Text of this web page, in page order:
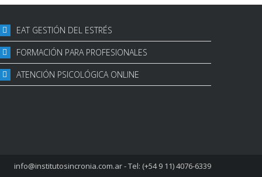
EAT GESTIÓN DEL ESTRÉS
FORMACIÓN PARA PROFESIONALES
ATENCIÓN PSICOLÓGICA ONLINE
info@institutosincronia.com.ar- Tel: (+54 9 11) 4076-6339